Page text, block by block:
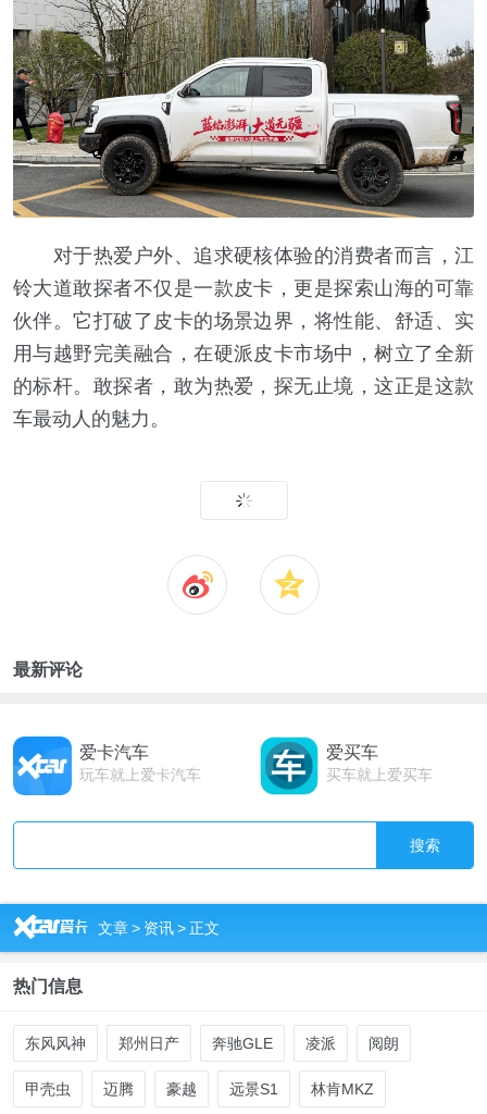
对于热爱户外、追求硬核体验的消费者而言，江
铃大道敢探者不仅是一款皮卡，更是探索山海的可靠
伙伴。它打破了皮卡的场景边界，将性能、舒适、实
用与越野完美融合，在硬派皮卡市场中，树立了全新
的标杆。敢探者，敢为热爱，探无止境，这正是这款
车最动人的魅力。
最新评论
爱卡汽车
玩车就上爱卡汽车
爱买车
买车就上爱买车
搜索
R 文章> 资讯>正文
热门信息
东风风神 郑州日产 奔驰GLE 凌派 阅朗
甲壳虫 迈腾 豪越 远景S1 林肯MKZ